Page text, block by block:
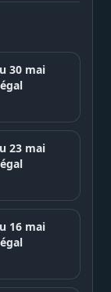
30 mai
23 mai
16 mai